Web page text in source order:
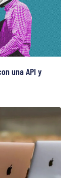
una API y